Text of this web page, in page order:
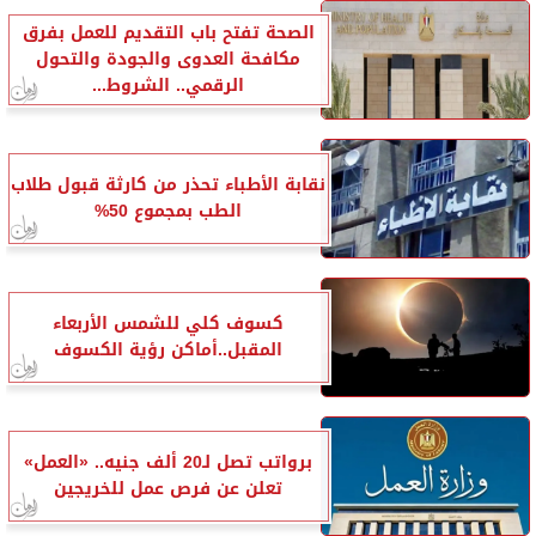
الصحة تفتح باب التقديم للعمل بفرق
مكافحة العدوى والجودة والتحول
الرقمي.. الشروط...
نقابة الأطباء تحذر من كارثة قبول طلاب
الطب بمجموع 50%
كسوف كلي للشمس الأربعاء
المقبل..أماكن رؤية الكسوف
برواتب تصل لـ20 ألف جنيه.. «العمل»
تعلن عن فرص عمل للخريجين